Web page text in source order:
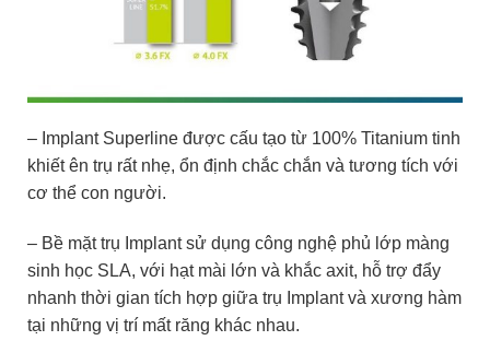
– Implant Superline được cấu tạo từ 100% Titanium tinh
khiết ên trụ rất nhẹ, ổn định chắc chắn và tương tích với
cơ thể con người.
– Bề mặt trụ Implant sử dụng công nghệ phủ lớp màng
sinh học SLA, với hạt mài lớn và khắc axit, hỗ trợ đẩy
nhanh thời gian tích hợp giữa trụ Implant và xương hàm
tại những vị trí mất răng khác nhau.